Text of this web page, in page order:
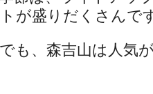
が盛りだくさんで
も、森吉山は人気